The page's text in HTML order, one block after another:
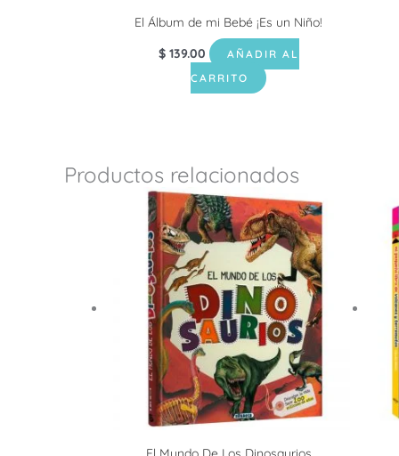
El Álbum de mi Bebé ¡Es un Niño!
$139.00
AÑADIR AL
CARRITO
Productos relacionados